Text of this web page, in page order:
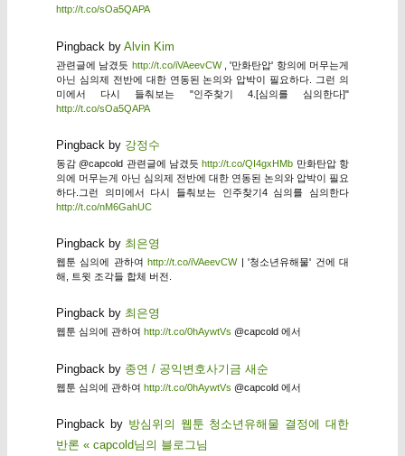
http://t.co/sOa5QAPA
Pingback by Alvin Kim
관련글에 남겼듯 http://t.co/iVAeevCW, '만화탄압' 항의에 머무는게
아닌 심의제 전반에 대한 연동된 논의와 압박이 필요하다. 그런 의
미에서 다시 들춰보는 "인주찾기 4.[심의를 심의한다]"
http://t.co/sOa5QAPA
Pingback by 강정수
동감 @capcold 관련글에 남겼듯http://t.co/QI4gxHMb 만화탄압 항
의에 머무는게 아닌 심의제 전반에 대한 연동된 논의와 압박이 필요
하다.그런 의미에서 다시 들춰보는 인주찾기4 심의를 심의한다
http://t.co/nM6GahUC
Pingback by 최은영
웹툰 심의에 관하여http://t.co/iVAeevCW| '청소년유해물' 건에 대
해, 트윗 조각들 합체 버전.
Pingback by 최은영
웹툰 심의에 관하여 http://t.co/0hAywtVs @capcold 에서
Pingback by 종연 / 공익변호사기금 새순
웹툰 심의에 관하여 http://t.co/0hAywtVs @capcold 에서
Pingback by 방심위의 웹툰 청소년유해물 결정에 대한
반론 « capcold님의 블로그님